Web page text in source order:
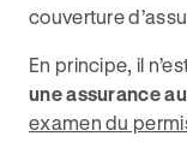
couverture
En principe, il
une assurance
examen du